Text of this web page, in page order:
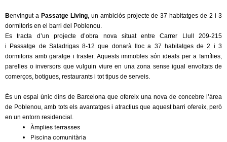
Benvingut a Passatge Living, un ambiciós projecte de 37 habitatges de 2 i 3
dormitoris en el barri del Poblenou.
Es tracta d’un projecte d’obra nova situat entre Carrer Llull 209-215
i Passatge de Saladrigas 8-12 que donarà lloc a 37 habitatges de 2 i 3
dormitoris amb garatge i traster. Aquests immobles són ideals per a famílies,
parelles o inversors que vulguin viure en una zona sense igual envoltats de
comerços, botigues, restaurants i tot tipus de serveis.
És un espai únic dins de Barcelona que ofereix una nova de concebre l’àrea
de Poblenou, amb tots els avantatges i atractius que aquest barri ofereix, però
en un entorn residencial.
Àmplies terrasses
Piscina comunitària